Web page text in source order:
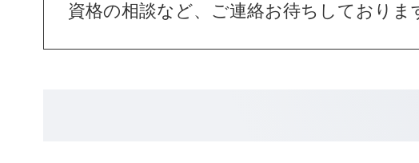
資格の相談など、ご連絡お待ちしておりま